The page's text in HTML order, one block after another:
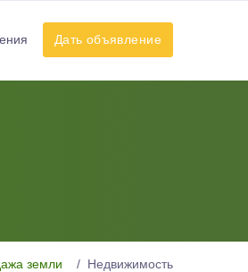
Дать объявление
земли Недвижимость